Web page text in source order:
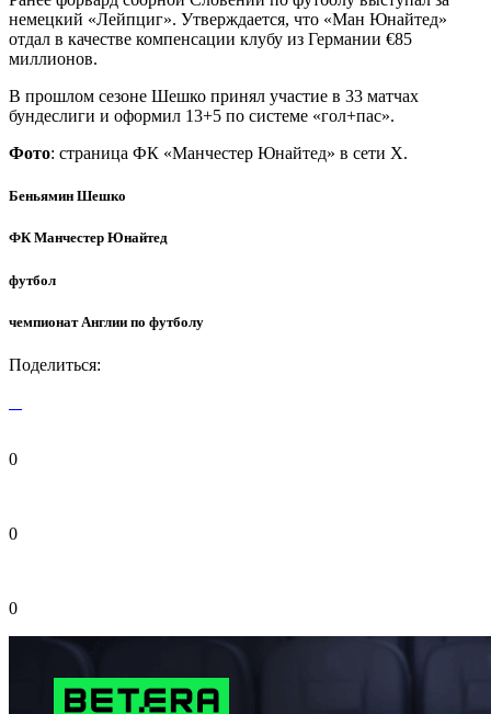
немецкий «Лейпциг». Утверждается, что «Ман Юнайтед»
отдал в качестве компенсации клубу из Германии €85
миллионов.
В прошлом сезоне Шешко принял участие в 33 матчах
бундеслиги и оформил 13+5 по системе «гол+пас».
Фото: страница ФК «Манчестер Юнайтед» в сети Х.
Беньямин Шешко
ФК Манчестер Юнайтед
футбол
чемпионат Англии по футболу
Поделиться:
0
0
0